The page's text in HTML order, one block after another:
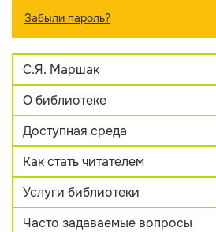
Забыли пароль?
С.Я. Маршак
О библиотеке
Доступная среда
Как стать читателем
Услуги библиотеки
Часто задаваемые вопросы